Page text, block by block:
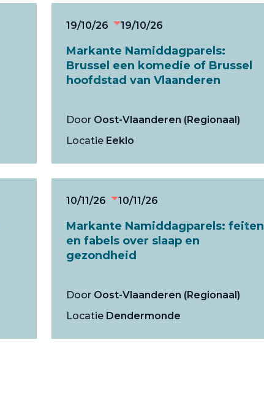
19/10/26 19/10/26
Markante Namiddagparels:
Brussel een komedie of Brussel
hoofdstad van Vlaanderen
Door Oost-Vlaanderen (Regionaal)
Locatie Eeklo
10/11/26 10/11/26
Markante Namiddagparels: feiten
en fabels over slaap en
gezondheid
Door Oost-Vlaanderen (Regionaal)
Locatie Dendermonde